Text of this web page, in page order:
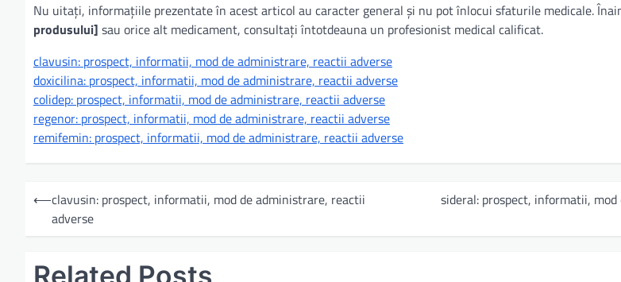
Nu uitați, informațiile prezentate în acest articol au caracter general și nu pot înlocui sfaturile medicale.
produsului] sau orice alt medicament, consultați întotdeauna un profesionist medical calificat.
clavusin: prospect, informatii, mod de administrare, reactii adverse
doxicilina: prospect, informatii, mod de administrare, reactii adverse
colidep: prospect, informatii, mod de administrare, reactii adverse
regenor: prospect, informatii, mod de administrare, reactii adverse
remifemin: prospect, informatii, mod de administrare, reactii adverse
N
v
⟵clavusin: prospect, informatii, mod de administrare, reactii
adverse
sideral: prospect, informatii,